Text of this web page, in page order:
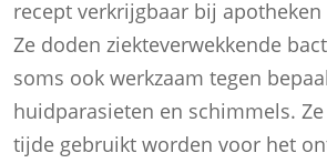
recept verkrijgbaar bij
Ze doden ziekteverwekkende
soms ook werkzaam tegen
huidparasieten en schimmels.
tijde gebruikt worden voor het